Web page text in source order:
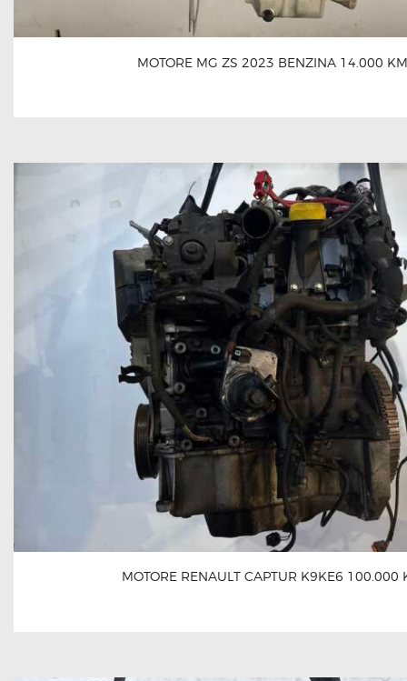
MOTORE MG ZS 2023 BENZINA 14.000 KM
MOTORE RENAULT CAPTUR K9KE6 100.000